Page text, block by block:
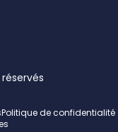
Politique de confidentialité